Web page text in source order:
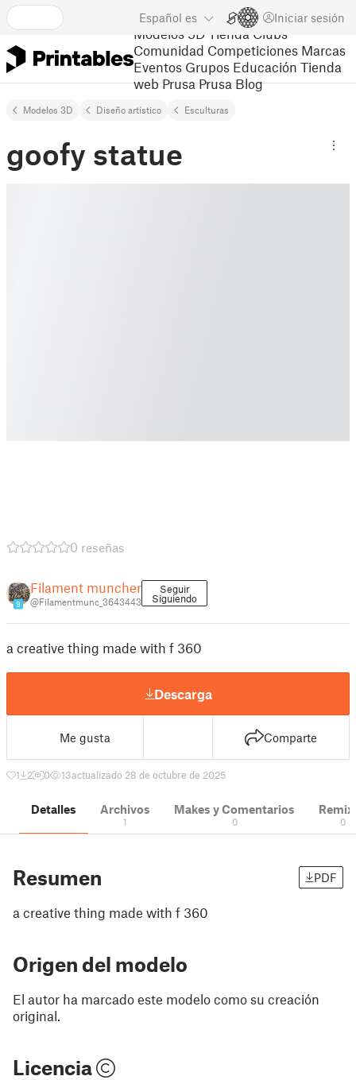
Español es Iniciar sesión
Modelos 3D Tienda Clubs
Comunidad Competiciones Marcas
Eventos Grupos Educación Tienda
web Prusa Prusa Blog
Modelos 3D Diseño artístico Esculturas
goofy statue
0 reseñas
9
Filament muncher
@Filamentmunc_3643443
Seguir
Siguiendo
a creative thing made with f 360
Descarga
Me gusta Comparte
1 2 0 13actualizado 28 de octubre de 2025
Detalles Archivos
1
Makes y Comentarios
0 0
Resumen PDF
a creative thing made with f 360
Origen del modelo
El autor ha marcado este modelo como su creación
original.
Licencia